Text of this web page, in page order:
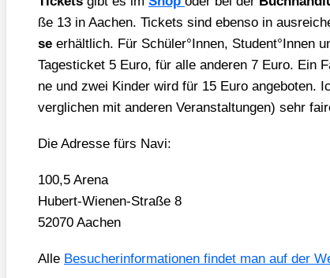
ße 13 in Aachen. Tickets sind eben­so in
se erhält­lich. Für Schüler°Innen, Student°Innen
Tages­ti­cket 5 Euro, für alle ande­ren 7 Euro. Ein
ne und zwei Kin­der wird für 15 Euro ange­bo­ten.
ver­gli­chen mit ande­ren Ver­an­stal­tun­gen) sehr
Die Adres­se fürs Navi:
100,5 Are­na
Hubert-Wie­nen-Stra­ße 8
52070 Aachen
Alle Besu­cher­infor­ma­tio­nen fin­det man auf der